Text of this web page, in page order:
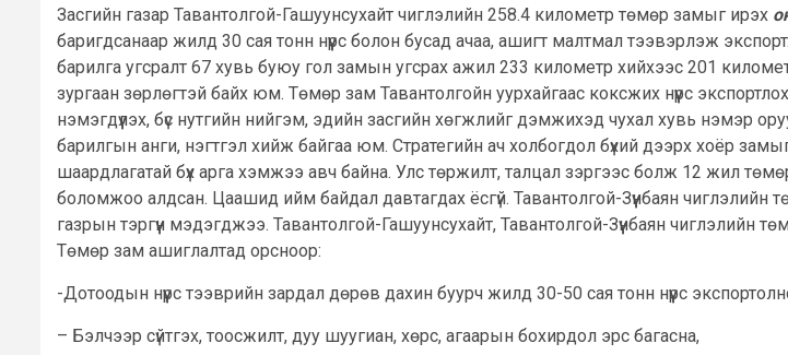
Засгийн газар Тавантолгой-Гашуунсухайт чиглэлийн 258.4 километр төмөр замыг ирэх
баригдсанаар жилд 30 сая тонн нүүрс болон бусад ачаа, ашигт малтмал тээвэрлэж
барилга угсралт 67 хувь буюу гол замын угсрах ажил 233 километр хийхээс 201
зургаан зөрлөгтэй байх юм. Төмөр зам Тавантолгойн уурхайгаас коксжих нүүрс
нэмэгдүүлэх, бүс нутгийн нийгэм, эдийн засгийн хөгжлийг дэмжихэд чухал хувь нэмэр
барилгын анги, нэгтгэл хийж байгаа юм. Стратегийн ач холбогдол бүхий дээрх хоёр
шаардлагатай бүх арга хэмжээ авч байна. Улс төржилт, талцал зэргээс болж 12 жил
боломжоо алдсан. Цаашид ийм байдал давтагдах ёсгүй. Тавантолгой-Зүүнбаян
газрын тэргүүн мэдэгджээ. Тавантолгой-Гашуунсухайт, Тавантолгой-Зүүнбаян
Төмөр зам ашиглалтад орсноор:
-Дотоодын нүүрс тээврийн зардал дөрөв дахин буурч жилд 30-50 сая тонн нүүрс
– Бэлчээр сүйтгэх, тоосжилт, дуу шуугиан, хөрс, агаарын бохирдол эрс багасна,